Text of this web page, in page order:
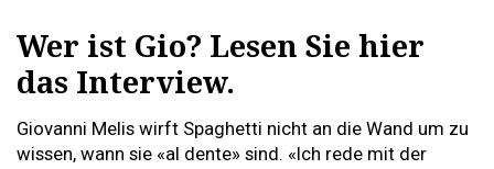
Wer ist Gio? Lesen Sie hier
das Interview.
Giovanni Melis wirft Spaghetti nicht an die Wand um zu
wissen, wann sie «al dente» sind. «Ich rede mit der